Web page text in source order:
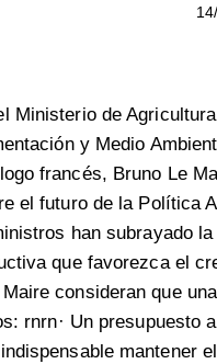
Ministerio de
y Medio
francés, Bruno Le
el futuro de la Política
han subrayado
que favorezca el
consideran que
rnrn· Un presupuesto
mantener